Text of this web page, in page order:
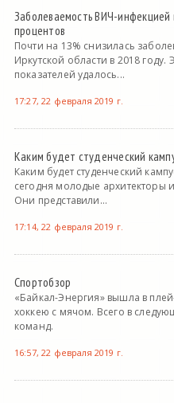
Заболеваемость ВИЧ-инфекцией
процентов
Почти на 13% снизилась
Иркутской области в 2018
показателей удалось...
17:27, 22 февраля 2019 г.
Каким будет студенческий
Каким будет студенческий
сегодня молодые архитекторы
Они представили...
17:14, 22 февраля 2019 г.
Спортобзор
«Байкал-Энергия» вышла в
хоккею с мячом. Всего в
команд.
16:57, 22 февраля 2019 г.